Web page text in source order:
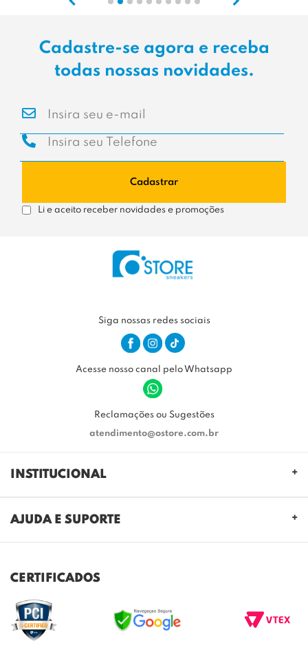
Cadastre-se agora e receba
todas nossas novidades.
Cadastrar
Li e aceito receber novidades e promoções
Siga nossas redes sociais
Acesse nosso canal pelo Whatsapp
Reclamações ou Sugestões
atendimento@ostore.com.br
INSTITUCIONAL
REGULAMENTO CASHBACK
AJUDA E SUPORTE
TROCAS E DEVOLUÇÕES
ENVIO E ENTREGA
DÚVIDAS FREQUENTES
CERTIFICADOS